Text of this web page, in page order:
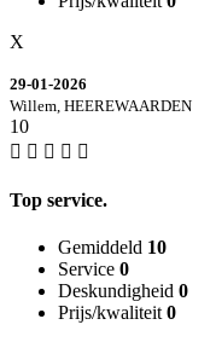
X
29-01-2026
Willem, HEEREWAARDEN
10
Top service.
Gemiddeld 10
Service 0
Deskundigheid 0
Prijs/kwaliteit 0